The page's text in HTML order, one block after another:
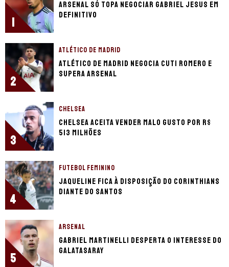
1
Arsenal só topa negociar Gabriel Jesus em
definitivo
2
ATLÉTICO DE MADRID
Atlético de Madrid negocia Cuti Romero e
supera Arsenal
3
CHELSEA
Chelsea aceita vender Malo Gusto por R$
513 milhões
4
FUTEBOL FEMININO
Jaqueline fica à disposição do Corinthians
diante do Santos
5
ARSENAL
Gabriel Martinelli desperta o interesse do
Galatasaray